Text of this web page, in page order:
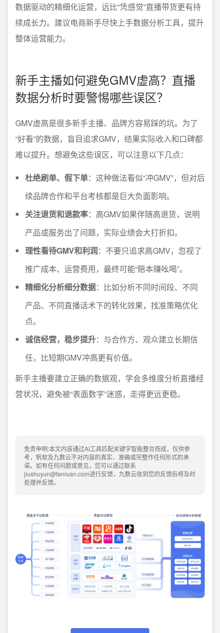
数据驱动的精细化运营，远比“凭感觉”直播带货更有持
续成长力。建议电商新手尽快上手数据分析工具，提升
整体运营能力。
新手主播如何避免GMV虚高？直播
数据分析时要警惕哪些误区？
GMV虚高是很多新手主播、品牌方容易踩的坑。为了
“好看”的数据，盲目追求GMV，结果实际收入和口碑都
难以提升。想避免这些误区，可以注意以下几点：
杜绝刷单、假下单：这种做法看似“冲GMV”，但对后
续品牌合作和平台考核都是巨大负面影响。
关注退货和退款率：高GMV如果伴随高退货，说明
产品或服务出了问题，实际业绩会大打折扣。
理性看待GMV和利润：不要只追求高GMV，忽视了
推广成本、运营费用，最终可能“赔本赚吆喝”。
精细化分析细分数据：比如分析不同时间段、不同
产品、不同直播话术下的转化效果，找准策略优化
点。
诚信经营，稳步提升：与合作方、观众建立长期信
任，比短期GMV冲高更有价值。
新手主播要建立正确的数据观，学会多维度分析直播经
营状况，避免被“表面数字”迷惑，走得更远更稳。
免责申明:本文内容通过AI工具匹配关键字智能整合而成，仅供参
考，帆软及九数云不对内容的真实、准确或完整作任何形式的承
诺。如有任何问题或意见，您可以通过联系
jiushuyun@fanruan.com进行反馈，九数云收到您的反馈后将及时
处理并反馈。